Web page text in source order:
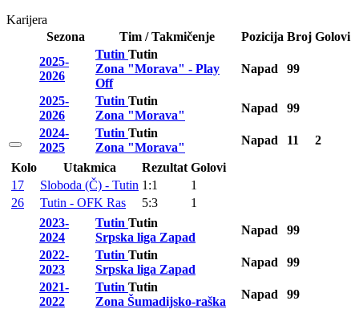
Karijera
Sezona
Tim / Takmičenje Pozicija Broj Golovi
2025-
2026
Tutin Tutin
Zona "Morava" - Play
Off
Napad 99
2025-
2026
Tutin Tutin
Zona "Morava"
Napad
99
2024-
2025
Tutin Tutin
Zona "Morava"
Napad 11
2
Kolo
Utakmica Rezultat Golovi
17
Sloboda (Č) - Tutin 1:1
1
26
Tutin - OFK Ras 5:3
1
2023-
2024
Tutin Tutin
Srpska liga Zapad
Napad
99
2022-
2023
Tutin Tutin
Srpska liga Zapad
Napad
99
2021-
2022
Tutin Tutin
Zona Šumadijsko-raška
Napad
99